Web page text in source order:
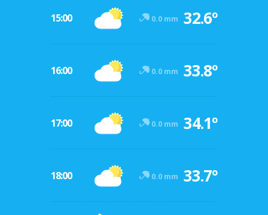
15:00 0.0 mm 32.6º
16:00 0.0 mm 33.8º
17:00 0.0 mm 34.1º
18:00 0.0 mm 33.7º